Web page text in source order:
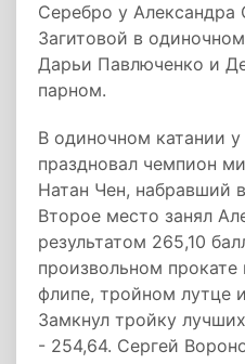
Серебро у
Загитовой в
Дарьи Павлюченко и
парном.
В одиночном катании
праздновал чемпион
Натан Чен, набравший
Второе место занял
результатом 265,10
произвольном
флипе, тройном лутце
Замкнул тройку
- 254,64. Сергей